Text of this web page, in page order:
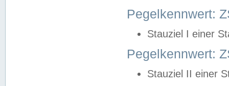
Pegelkennwert:
Stauziel I einer
Pegelkennwert:
Stauziel II einer